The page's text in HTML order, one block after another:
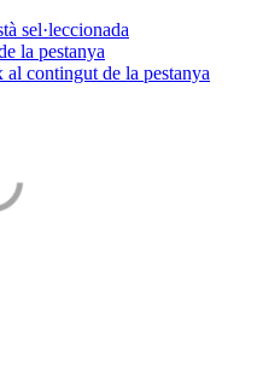
sel·leccionada
la pestanya
al contingut de la pestanya